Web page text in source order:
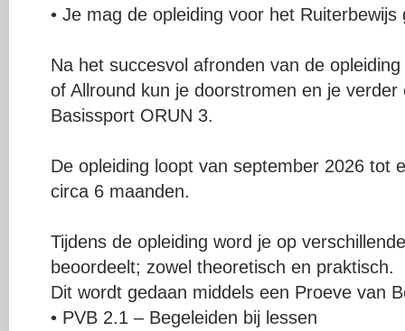
• Je mag de opleiding voor het Ruiterbewijs
Na het succesvol afronden van de
of Allround kun je doorstromen en je
Basissport ORUN 3.
De opleiding loopt van september 2026 tot
circa 6 maanden.
Tijdens de opleiding word je op
beoordeelt; zowel theoretisch en praktisch.
Dit wordt gedaan middels een Proeve van
• PVB 2.1 – Begeleiden bij lessen